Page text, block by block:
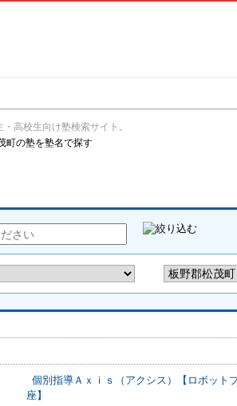
高校生向け塾検索サイト。
町の塾を塾名で探す
個別指導Ａｘｉｓ（アクシス）【ロボット
座】